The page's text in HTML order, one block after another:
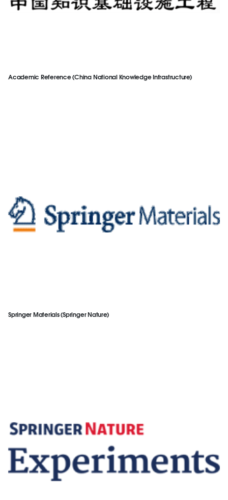
Academic Reference (China National Knowledge Infrastructure)
Springer Materials (Springer Nature)